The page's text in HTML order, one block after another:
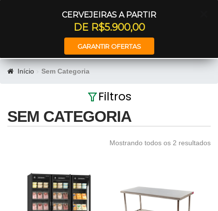
CERVEJEIRAS A PARTIR
DE R$5.900,00
GARANTIR OFERTAS
Início Sem Categoria
Filtros
SEM CATEGORIA
Mostrando todos os 2 resultados